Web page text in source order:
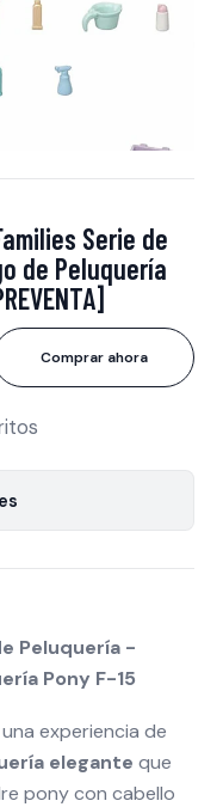
Serie de
de Peluquería
Comprar ahora
Peluquería -
Pony F-15
experiencia de
elegante que
pony con cabello